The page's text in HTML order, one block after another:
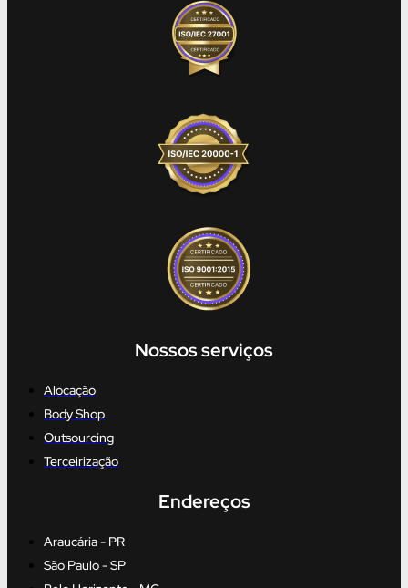
Nossos serviços
Alocação
Body Shop
Outsourcing
Terceirização
Endereços
Araucária - PR
São Paulo - SP